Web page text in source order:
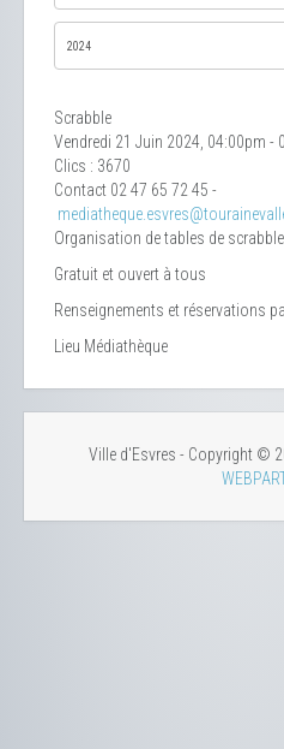
Scrabble
Vendredi 21 Juin 2024, 04:00pm -
Clics : 3670
Contact 02 47 65 72 45 -
Organisation de tables de
Gratuit et ouvert à tous
Renseignements et réservations
Lieu Médiathèque
Ville d'Esvres - Copyright ©